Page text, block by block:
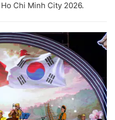
Chi Minh City 2026.